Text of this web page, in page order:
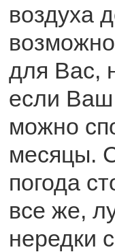
воздуха
для Вас,
если Ваш
можно
месяцы.
погода
все же,
нередки